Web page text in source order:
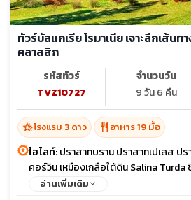
ทัวร์บัลแกเรีย โรมาเนีย เจาะลึกเส้น
คลาสสิก
รหัสทัวร์
TVZ10727
จำนวนวัน
9 วัน 6 คืน
hotel_classโรงแรม 3 ดาว restaurant อาหาร 19 มื้อ
ไฮไลท์:ปราสาทบราน ปราสาทเปเลส ป
คอร์วิน เหมืองเกลือใต้ดิน Salina Turda
อ่านเพิ่มเติม